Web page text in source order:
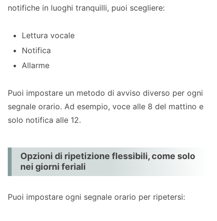
notifiche in luoghi tranquilli, puoi scegliere:
Lettura vocale
Notifica
Allarme
Puoi impostare un metodo di avviso diverso per ogni
segnale orario. Ad esempio, voce alle 8 del mattino e
solo notifica alle 12.
Opzioni di ripetizione flessibili, come solo
nei giorni feriali
Puoi impostare ogni segnale orario per ripetersi: